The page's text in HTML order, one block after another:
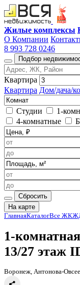
Жилые комплексы
О Компании
8 993 728 0246
Подбор
Квартира
Квартира Дом/дача/
Студии 1-
4-комнатные
Сбросить
На карте
Главная КаталогВсе